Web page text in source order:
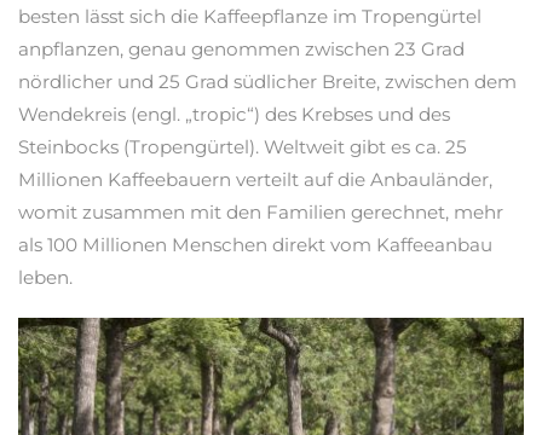
besten lässt sich die Kaffeepflanze im Tropengürtel
anpflanzen, genau genommen zwischen 23 Grad
nördlicher und 25 Grad südlicher Breite, zwischen dem
Wendekreis (engl. „tropic“) des Krebses und des
Steinbocks (Tropengürtel). Weltweit gibt es ca. 25
Millionen Kaffeebauern verteilt auf die Anbauländer,
womit zusammen mit den Familien gerechnet, mehr
als 100 Millionen Menschen direkt vom Kaffeeanbau
leben.